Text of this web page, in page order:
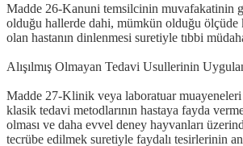
Madde 26-Kanuni temsilcinin muvafakatinin
olduğu hallerde dahi, mümkün olduğu ölçüde
olan hastanın dinlenmesi suretiyle tıbbi
Alışılmış Olmayan Tedavi Usullerinin
Madde 27-Klinik veya laboratuar
klasik tedavi metodlarının hastaya fayda
olması ve daha evvel deney hayvanları
tecrübe edilmek suretiyle faydalı tesirlerinin